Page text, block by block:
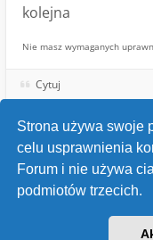
Strona używa swoje
celu usprawnienia
Forum i nie używa
podmiotów trzecich.
kolejna
Nie masz wymaganych
Cytuj
Wróć do